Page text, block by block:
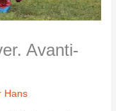
Avanti-
Hans